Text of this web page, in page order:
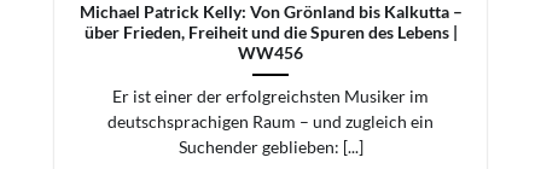
​​Michael Patrick Kelly: Von Grönland bis Kalkutta –
über Frieden, Freiheit und die Spuren des Lebens |
WW456
Er ist einer der erfolgreichsten Musiker im
deutschsprachigen Raum – und zugleich ein
Suchender geblieben: [...]